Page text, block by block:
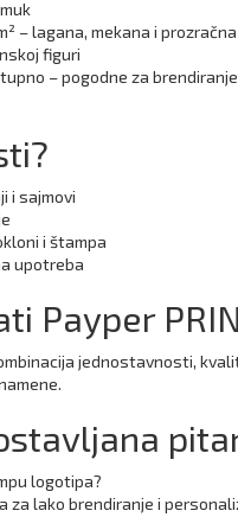
– lagana, mekana i prozračna
figuri
– pogodne za brendiranje
i sajmovi
i štampa
upotreba
Payper
jednostavnosti,
logotipa?
za lako brendiranje i